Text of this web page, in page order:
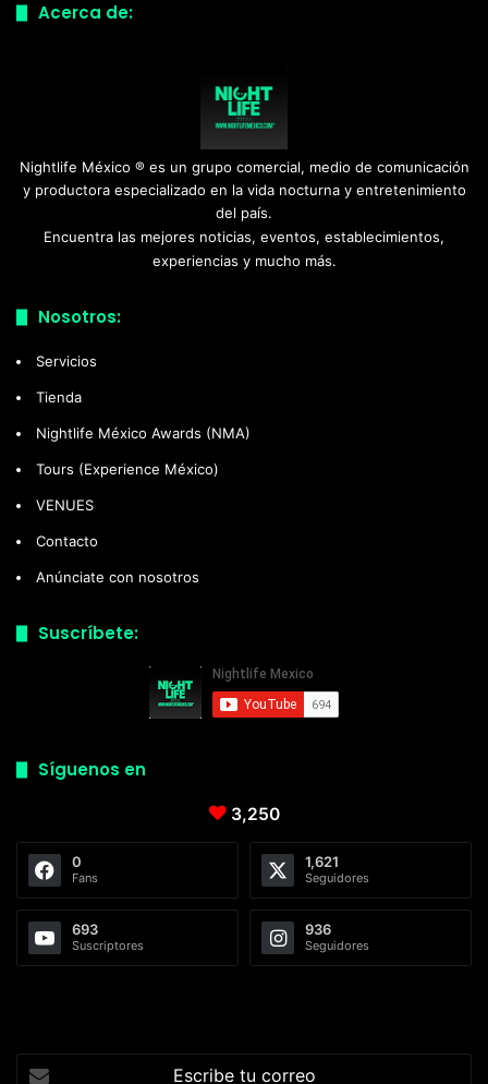
Acerca de:
Nightlife México ® es un grupo comercial, medio de comunicación
y productora especializado en la vida nocturna y entretenimiento
del país.
Encuentra las mejores noticias, eventos, establecimientos,
experiencias y mucho más.
Nosotros:
Servicios
Tienda
Nightlife México Awards (NMA)
Tours (Experience México)
VENUES
Contacto
Anúnciate con nosotros
Suscríbete:
Síguenos en
3,250
0
Fans
1,621
Seguidores
693
Suscriptores
936
Seguidores